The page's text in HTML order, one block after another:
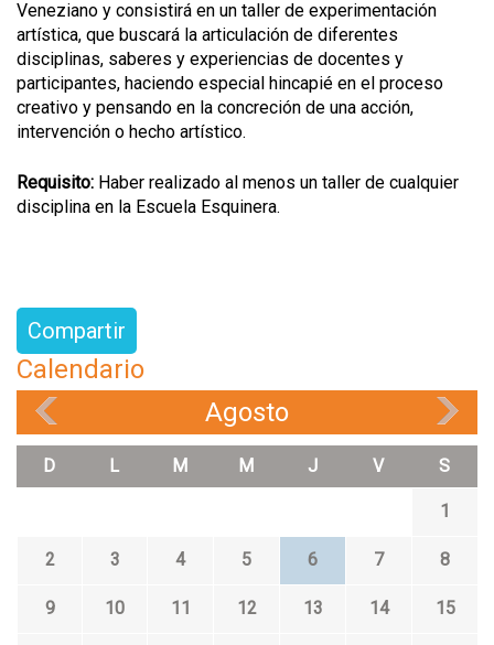
Veneziano y consistirá en un taller de experimentación
artística, que buscará la articulación de diferentes
disciplinas, saberes y experiencias de docentes y
participantes, haciendo especial hincapié en el proceso
creativo y pensando en la concreción de una acción,
intervención o hecho artístico.
Requisito: Haber realizado al menos un taller de cualquier
disciplina en la Escuela Esquinera.
Compartir
Calendario
Agosto
D L M M J V S
1
2 3 4 5 6 7 8
9 10 11 12 13 14 15